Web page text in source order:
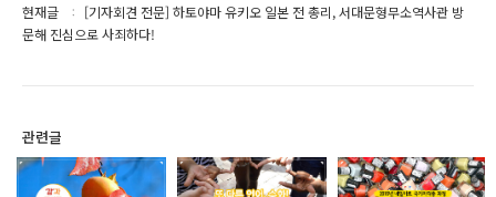
현재글
[기자회견 전문] 하토야마 유키오 일본 전 총리, 서대문형무소역사관 방
문해 진심으로 사죄하다!
관련글